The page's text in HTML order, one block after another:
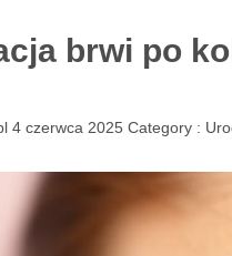
brwi po
4 czerwca 2025 Category :